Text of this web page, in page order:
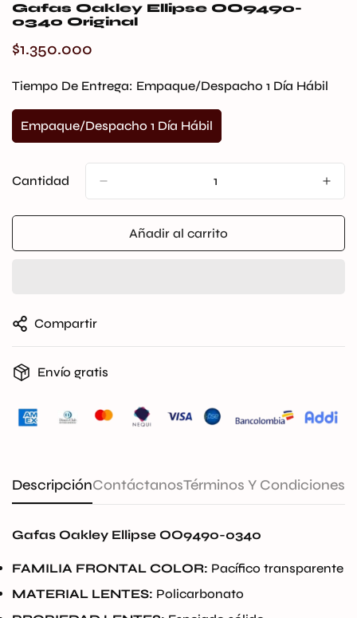
Gafas Oakley Ellipse OO9490-
0340 Original
Precio
$1.350.000
Tiempo De Entrega: Empaque/Despacho 1 Día Hábil
Empaque/Despacho 1 Día Hábil
Variante
O
Disponible
Cantidad
Añadir al carrito
Compartir
Envío gratis
DescripciónContáctanosTérminos Y Condiciones
Gafas Oakley Ellipse OO9490-0340
FAMILIA FRONTAL COLOR: Pacífico transparente
MATERIAL LENTES: Policarbonato